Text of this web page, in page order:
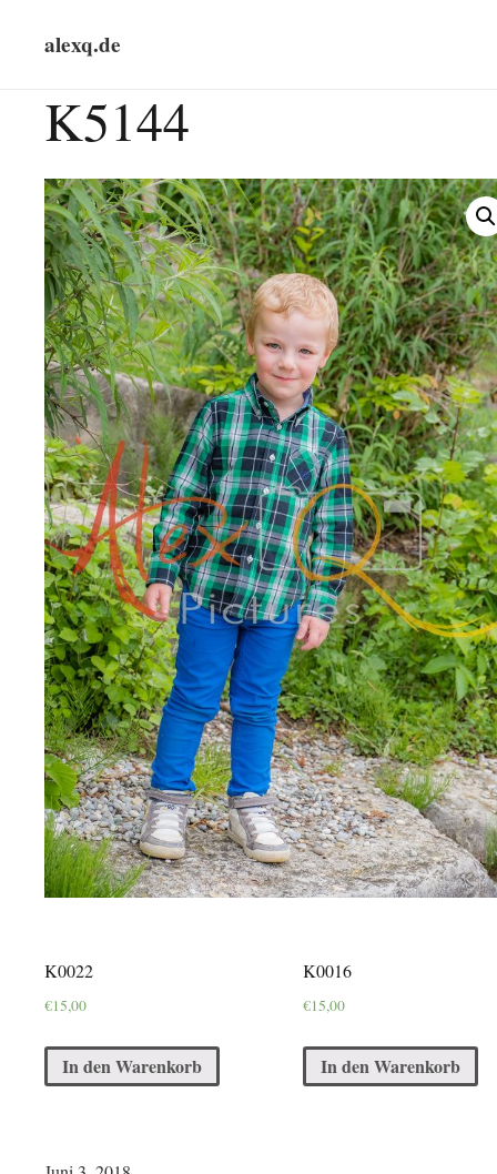
alexq.de
K5144
K0022
€15,00
In den Warenkorb
K0016
€15,00
In den Warenkorb